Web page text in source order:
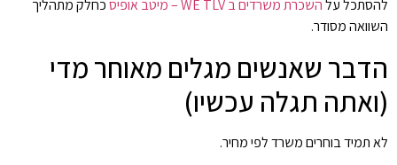
להסתכל עלהשכרת משרדים ב WE TLV – מיטב אופיס
כחלק מתהליך
השוואה מסודר.
הדבר שאנשים מגלים מאוחר מדי
(ואתה תגלה עכשיו)
לא תמיד בוחרים משרד לפי מחיר.